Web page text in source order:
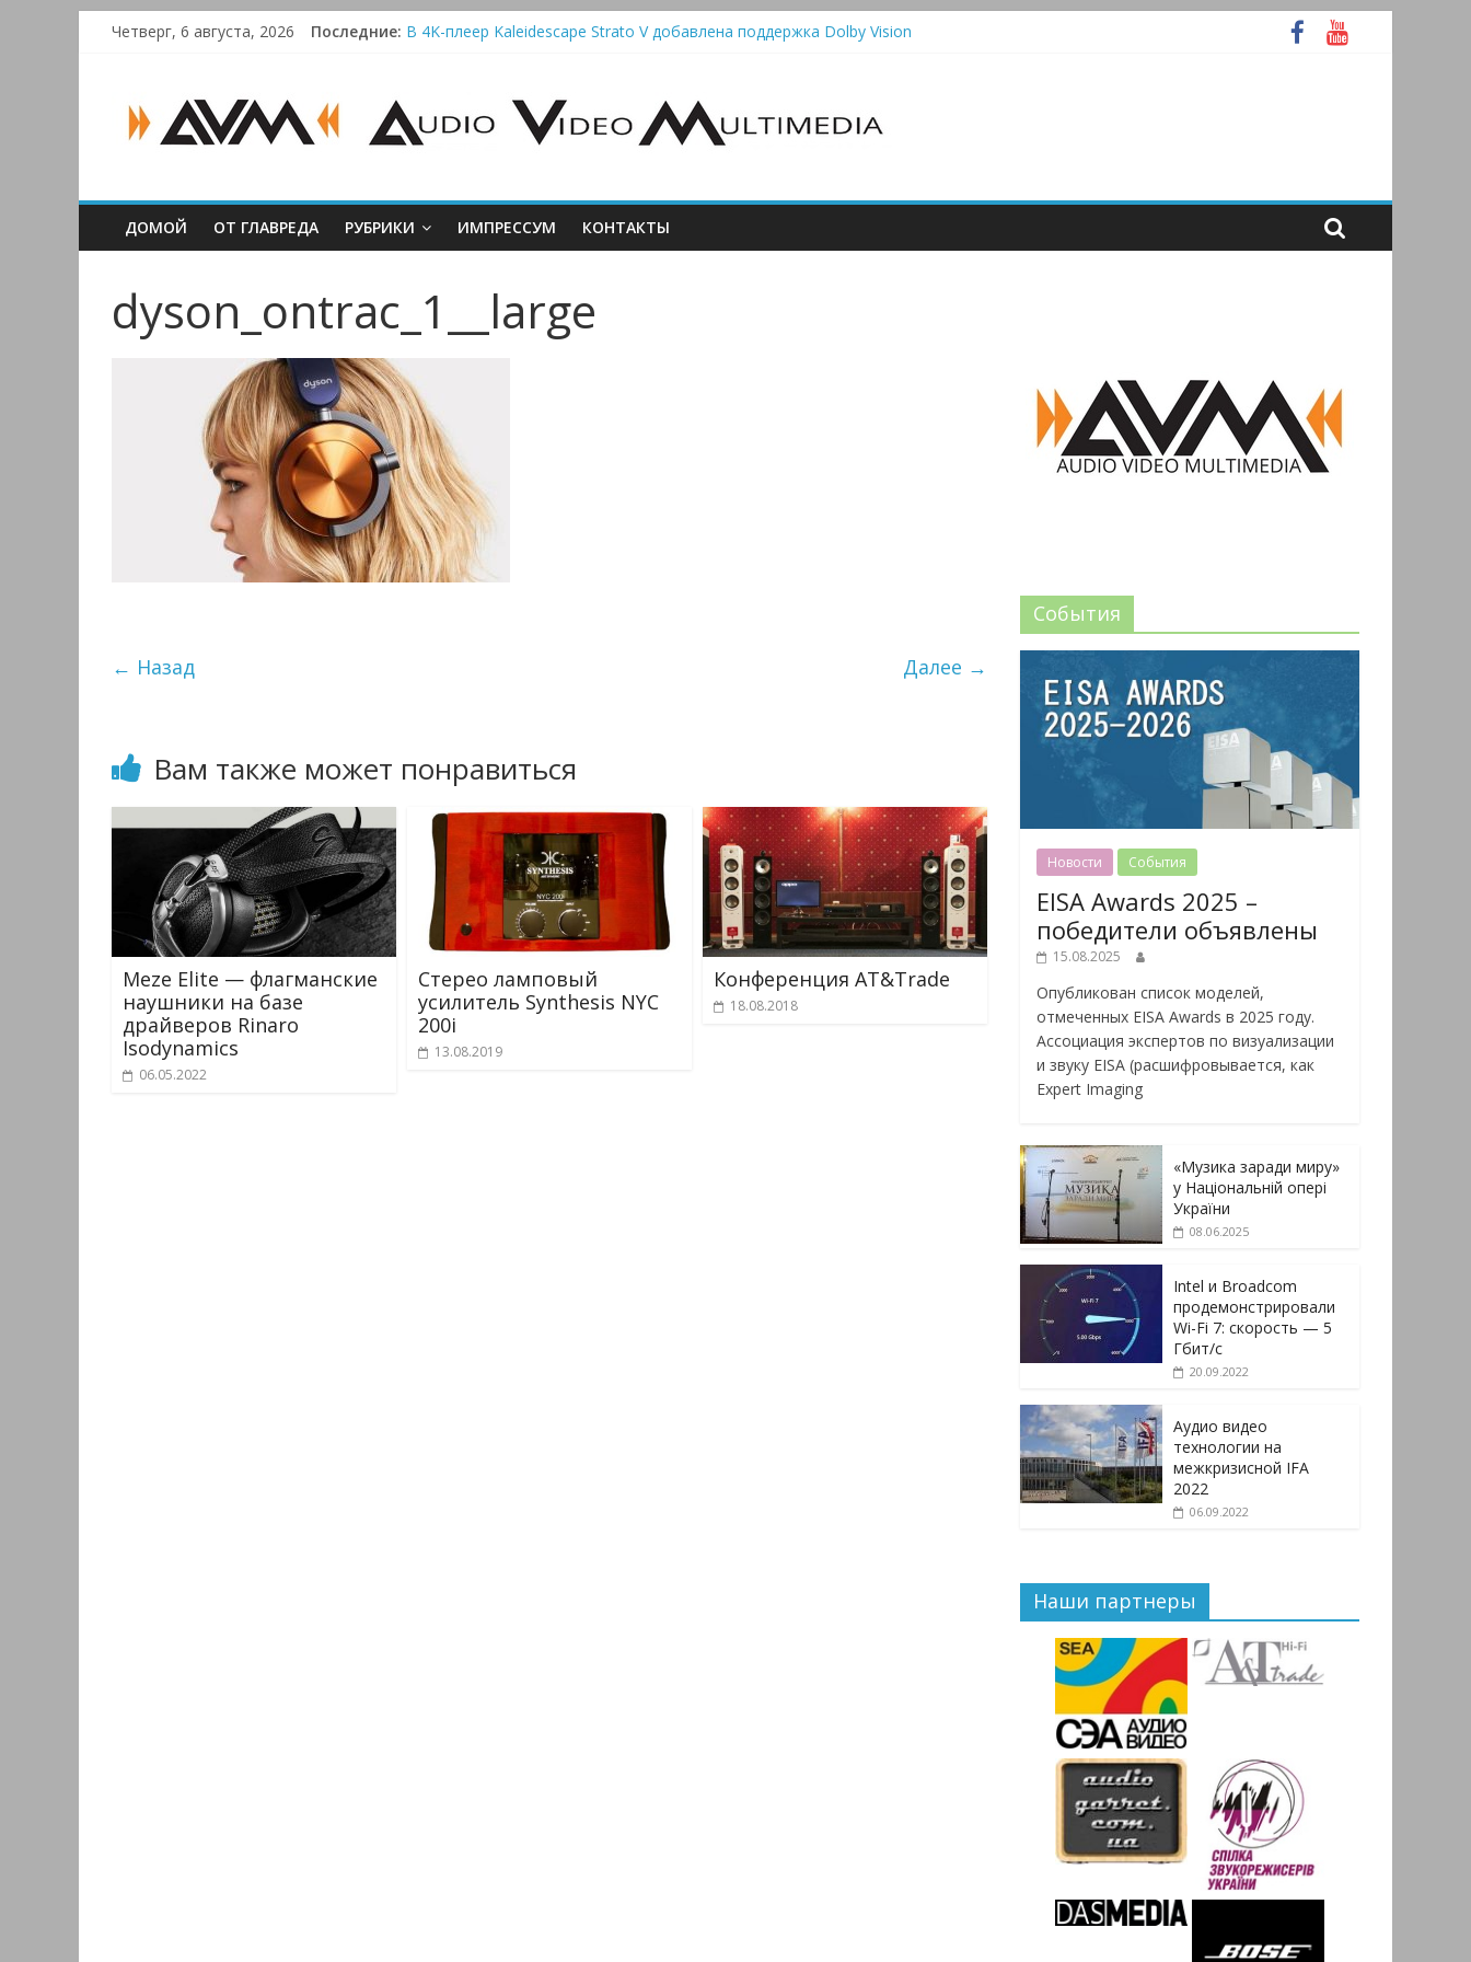
SkipЧетверг, 6 августа, 2026 Последние: В 4K-плеер Kaleidescape Strato V добавлена поддержка Dolby Vision
Victrola Automatic — традиционный виниловый автомат, дополненный Bluetooth
Активная система Meridian Ellipse: платформа R2 Electronics Platform и программное ядро Atlas Ellipse
AUDIO,
VIDEO
&
MULTIMEDIA
Аудио,
Мультимедиа
ДОМОЙ ОТ ГЛАВРЕДА РУБРИКИ ИМПРЕССУМ КОНТАКТЫ
dyson_ontrac_1__large
← Назад Далее →
Вам также может понравиться
Meze Elite — флагманские
наушники на базе
драйверов Rinaro
Isodynamics
06.05.2022
Стерео ламповый
усилитель Synthesis NYC
200i
13.08.2019
Конференция AT&Trade
18.08.2018
События
Новости События
EISA Awards 2025 –
победители объявлены
15.08.2025
Опубликован список моделей,
отмеченных EISA Awards в 2025 году.
Ассоциация экспертов по визуализации
и звуку EISA (расшифровывается, как
Expert Imaging
«Музика заради миру»
у Національній опері
України
08.06.2025
Intel и Broadcom
продемонстрировали
Wi-Fi 7: скорость — 5
Гбит/с
20.09.2022
Аудио видео
технологии на
межкризисной IFA
2022
06.09.2022
Наши партнеры